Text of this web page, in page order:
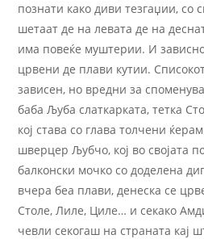
познати како диви тезгаџии, со
шетаат де на левата де на
има повеќе муштерии. И
црвени де плави кутии.
зависен, но вредни за
баба Љуба слаткарката, тетка
кој става со глава толчени
шверцер Љубчо, кој во својата
балконски мочко со доделена
вчера беа плави, денеска се
Столе, Лиле, Циле… и секако
чевли секогаш на страната кај